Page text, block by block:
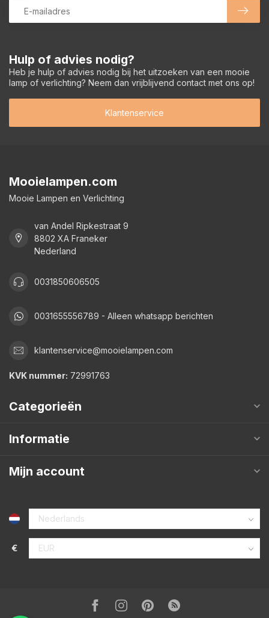
Hulp of advies nodig?
Heb je hulp of advies nodig bij het uitzoeken van een mooie
lamp of verlichting? Neem dan vrijblijvend contact met ons op!
Klantenservice
Mooielampen.com
Mooie Lampen en Verlichting
van Andel Ripkestraat 9
8802 XA Franeker
Nederland
0031850606505
0031655556789 - Alleen whatsapp berichten
klantenservice@mooielampen.com
KVK nummer: 72991763
Categorieën
Informatie
Mijn account
€